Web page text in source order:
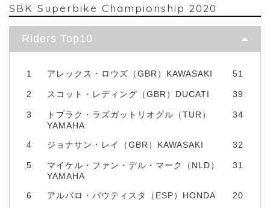
SBK Superbike Championship 2020
Riders Top10
1 アレックス・ロウズ（GBR）KAWASAKI 51
2 スコット・レディング（GBR）DUCATI 39
3
トプラク・ラズガットリオグル（TUR）
YAMAHA
34
4 ジョナサン・レイ（GBR）KAWASAKI 32
5
マイケル・ファン・デル・マーク（NLD）
YAMAHA
31
6 アルバロ・バウティスタ（ESP）HONDA 20